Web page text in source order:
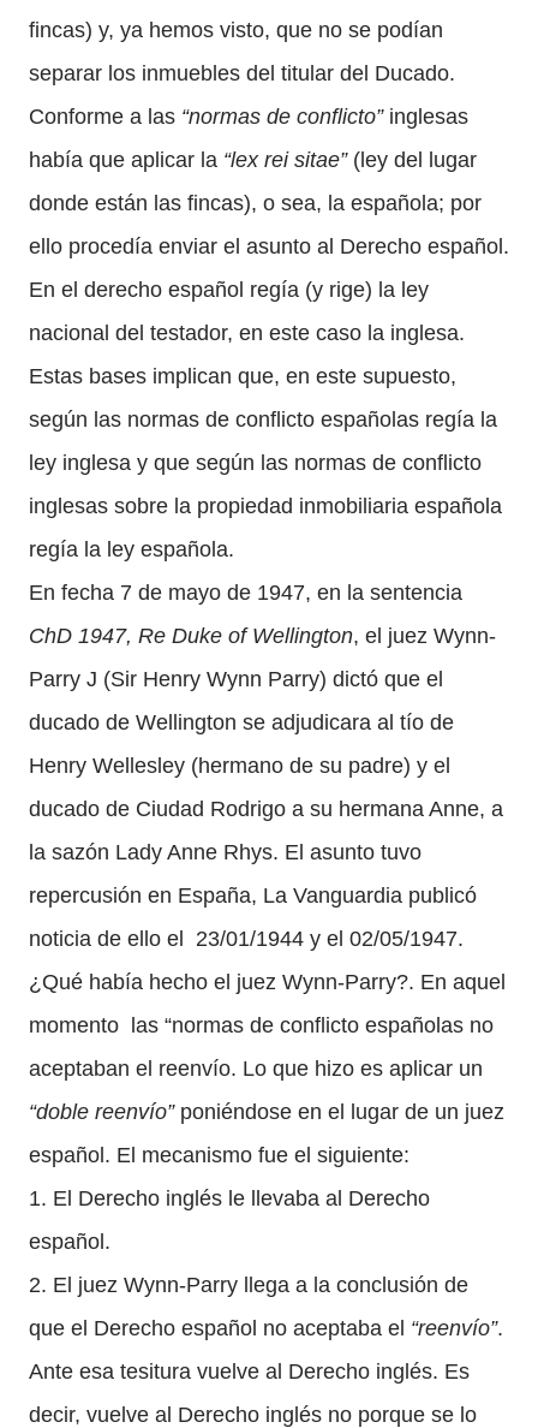
fincas) y, ya hemos visto, que no se podían
separar los inmuebles del titular del Ducado.
Conforme a las “normas de conflicto” inglesas
había que aplicar la “lex rei sitae”(ley del lugar
donde están las fincas), o sea, la española; por
ello procedía enviar el asunto al Derecho español.
En el derecho español regía (y rige) la ley
nacional del testador, en este caso la inglesa.
Estas bases implican que, en este supuesto,
según las normas de conflicto españolas regía la
ley inglesa y que según las normas de conflicto
inglesas sobre la propiedad inmobiliaria española
regía la ley española.
En fecha 7 de mayo de 1947, en la sentencia
ChD 1947, Re Duke of Wellington, el juez Wynn-
Parry J (Sir Henry Wynn Parry) dictó que el
ducado de Wellington se adjudicara al tío de
Henry Wellesley (hermano de su padre) y el
ducado de Ciudad Rodrigo a su hermana Anne, a
la sazón Lady Anne Rhys. El asunto tuvo
repercusión en España, La Vanguardia publicó
noticia de ello el 23/01/1944 y el 02/05/1947.
¿Qué había hecho el juez Wynn-Parry?. En aquel
momento las “normas de conflicto españolas no
aceptaban el reenvío. Lo que hizo es aplicar un
“doble reenvío” poniéndose en el lugar de un juez
español. El mecanismo fue el siguiente:
1. El Derecho inglés le llevaba al Derecho
español.
2. El juez Wynn-Parry llega a la conclusión de
que el Derecho español no aceptaba el “reenvío”.
Ante esa tesitura vuelve al Derecho inglés. Es
decir, vuelve al Derecho inglés no porque se lo